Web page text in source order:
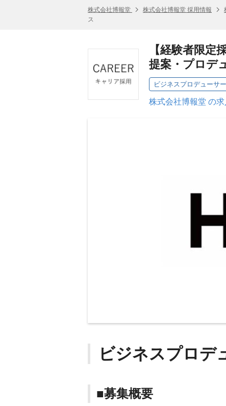
株式会社博報堂 株式会社博報堂 採用情報
ス
【経験者限
提案・プロデ
ビジネスプロデューサー
株式会社博報堂 の求
ビジネスプロデ
■募集概要